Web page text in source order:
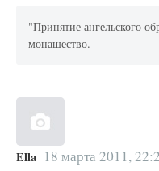
"Принятие ангельского
монашество.
Ella 18 марта 2011,